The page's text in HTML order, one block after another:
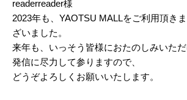
readerreader様
2023年も、YAOTSU MALLをご利用頂き
ざいました。
来年も、いっそう皆様におたのしみいた
発信に尽力して参りますので、
どうぞよろしくお願いいたします。